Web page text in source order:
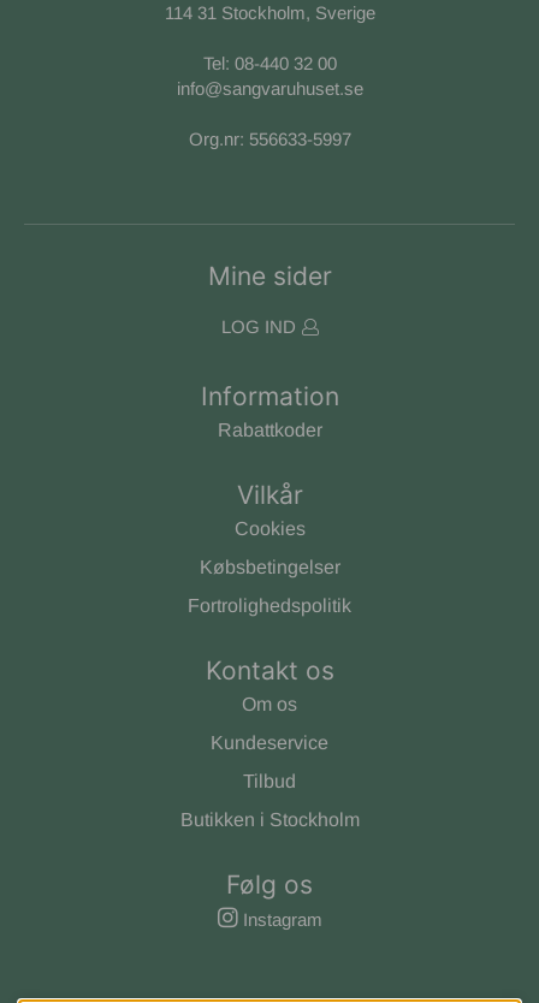
114 31 Stockholm, Sverige
Tel: 08-440 32 00
info@sangvaruhuset.se
Org.nr: 556633-5997
Mine sider
LOG IND
Information
Rabattkoder
Vilkår
Cookies
Købsbetingelser
Fortrolighedspolitik
Kontakt os
Om os
Kundeservice
Tilbud
Butikken i Stockholm
Følg os
Instagram